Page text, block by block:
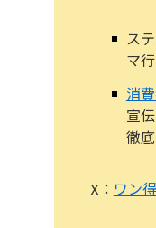
ス
マ
消
宣
徹
X： ワン